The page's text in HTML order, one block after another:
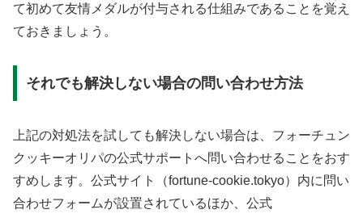
て初めて友情メダルが付与される仕組みであることを覚え
ておきましょう。
それでも解決しない場合の問い合わせ方法
上記の対処法を試しても解決しない場合は、フォーチュン
クッキーオリパの公式サポートへ問い合わせることをおす
すめします。公式サイト（fortune-cookie.tokyo）内に問い
合わせフォームが設置されているほか、公式